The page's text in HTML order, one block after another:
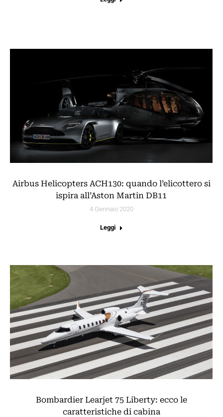
Airbus Helicopters ACH130: quando l’elicottero si
ispira all’Aston Martin DB11
4 Gennaio 2020
Leggi
Bombardier Learjet 75 Liberty: ecco le
caratteristiche di cabina